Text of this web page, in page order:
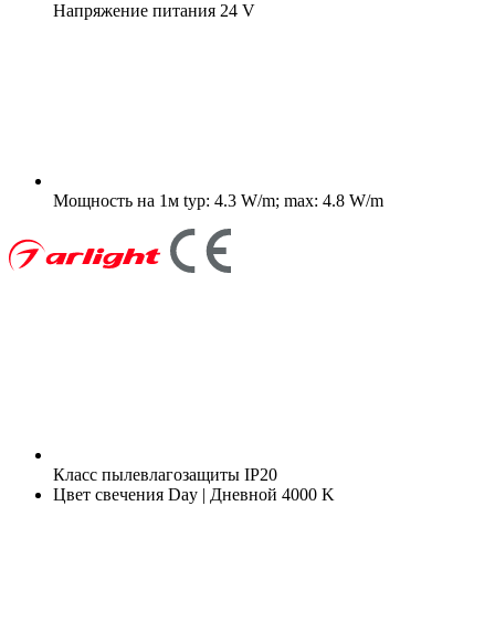
Напряжение питания 24 V
Мощность на 1м typ: 4.3 W/m; max: 4.8 W/m
Класс пылевлагозащиты IP20
Цвет свечения Day | Дневной 4000 K